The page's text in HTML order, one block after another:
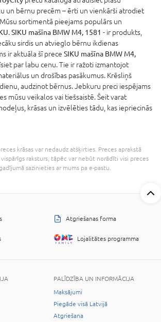
un bērnu precēm – ērti un vienkārši atrodiet
sortimentā pieejams populārs un
.SIKU mašīna BMW M4, 1581 - ir produkts,
sirdis un atvieglo bērnu ikdienas
ir aktuāla šī prece SIKU mašīna BMW M4,
par labu cenu. Tie ir ražoti izmantojot
un drošības pasākumus. Krēsliņš
audzinot bērnus. Jebkuru preci iespējams
mūsu veikalos vai tiešsaistē. Šeit varat
krāsas un izvēlēties tādu, kas iepriecinās
krāsas var nedaudz atšķirties. Preces aprakstā
raksturs, tāpēc var nebūt norādīti visi preces
sazinieties ar mums pa e-pastu.
Atgriešanas forma
Lojalitātes programma
PALĪDZĪBA UN INFORMĀCIJA
Maksājumi
Piegāde visā Latvijā
Atgriešana